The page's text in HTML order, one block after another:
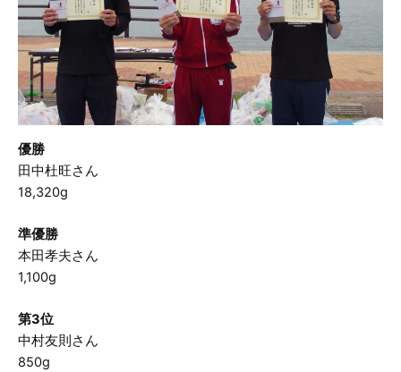
優勝
田中杜旺さん
18,320g
準優勝
本田孝夫さん
1,100g
第3位
中村友則さん
850g